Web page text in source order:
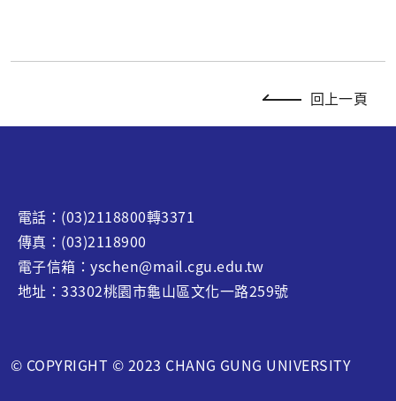
回上一頁
電話：(03)2118800轉3371
傳真：(03)2118900
電子信箱：yschen@mail.cgu.edu.tw
地址：33302桃園市龜山區文化一路259號
© COPYRIGHT © 2023 CHANG GUNG UNIVERSITY